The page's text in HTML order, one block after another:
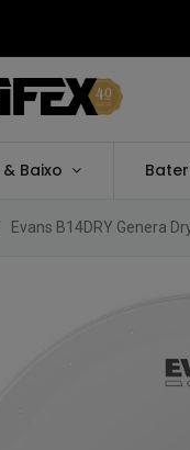
Baixo
Evans B14DRY Genera